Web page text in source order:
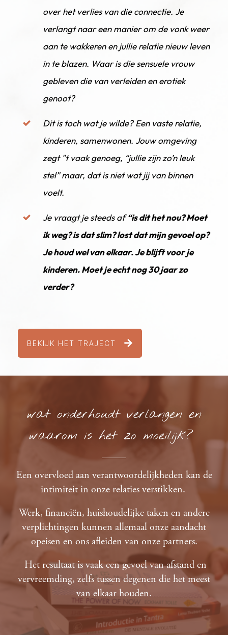
over het verlies van die connectie. Je
verlangt naar een manier om de vonk weer
aan te wakkeren en jullie relatie nieuw leven
in te blazen. Waar is die sensuele vrouw
gebleven die van verleiden en erotiek
genoot?
Dit is toch wat je wilde? Een vaste relatie,
kinderen, samenwonen. Jouw omgeving
zegt "t vaak genoeg, “jullie zijn zo’n leuk
stel” maar, dat is niet wat jij van binnen
voelt.
Je vraagt je steeds af“is dit het nou?Moet
ik weg? is dat slim? lost dat mijn gevoel op?
Je houd wel van elkaar. Je blijft voor je
kinderen.Moet je echt nog 30 jaar zo
verder?
BEKIJK HET TRAJECT
wat onderhoudt verlangen en
waarom is het zo moeilijk?
Een overvloed aan verantwoordelijkheden kan de
intimiteit in onze relaties verstikken.
Werk, financiën, huishoudelijke taken en andere
verplichtingen kunnen allemaal onze aandacht
opeisen en ons afleiden van onze partners.
Het resultaat is vaak een gevoel van afstand en
vervreemding, zelfs tussen degenen die het meest
van elkaar houden.